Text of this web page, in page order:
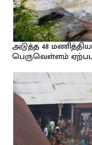
அடுத்த 48
பெருவெள்ளம் ஏற்பட